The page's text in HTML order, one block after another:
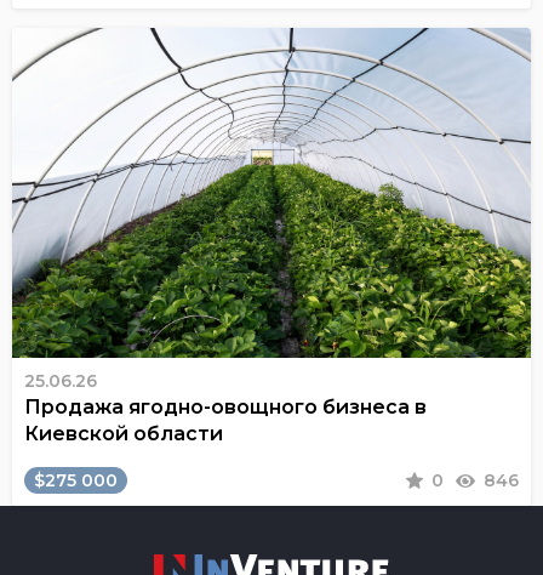
25.06.26
Продажа ягодно-овощного бизнеса в
Киевской области
$275 000 0 846